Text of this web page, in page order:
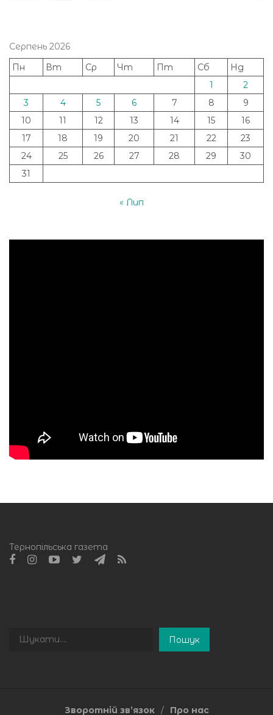
Серпень 2026
Пн
Вт Ср Чт Пт Сб
Нд
1
2
3
4 5 6 7 8
9
10
11 12 13 14 15
16
17
18 19 20 21 22
23
24
25 26 27 28 29
30
31
« Лип
Тернопільська газета
Пошук
Пошук
Зворотній зв’язок Про нас